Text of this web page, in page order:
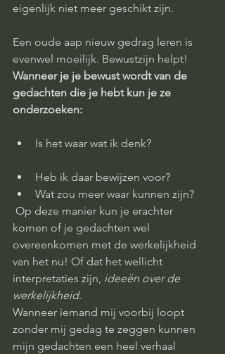
eigenlijk niet meer geschikt zijn.
Een oude aap nieuw gedrag leren is
evenwel moeilijk. Bewustzijn helpt!
Wanneer je je bewust wordt van de
gedachten die je hebt kun je ze
onderzoeken:
Is het waar wat ik denk?
Heb ik daar bewijzen voor?
Wat zou meer waar kunnen zijn?
komen of je gedachten wel
overeenkomen met de werkelijkheid
van het nu! Of dat het wellicht
interpretaties zijn, ideeën over de
werkelijkheid.
Wanneer iemand mij voorbij loopt
zonder mij gedag te zeggen kunnen
mijn gedachten een heel verhaal